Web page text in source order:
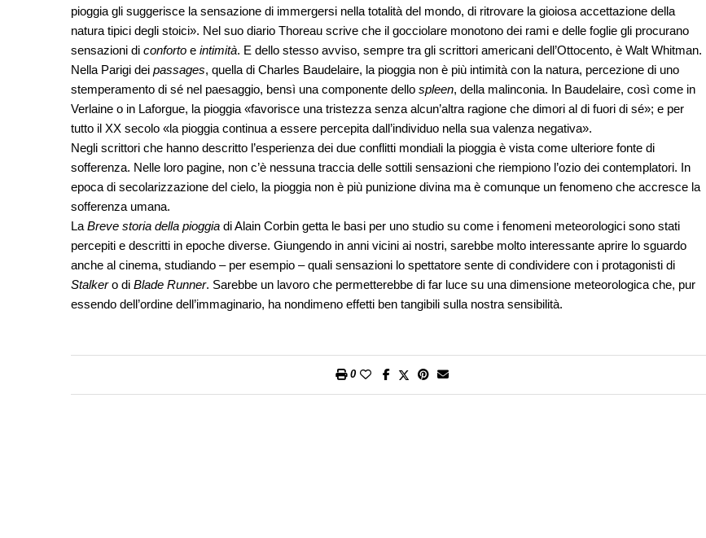
pioggia gli suggerisce la sensazione di immergersi nella totalità del mondo, di ritrovare la gioiosa accettazione della
natura tipici degli stoici». Nel suo diario Thoreau scrive che il gocciolare monotono dei rami e delle foglie gli procurano
sensazioni di conforto e intimità. E dello stesso avviso, sempre tra gli scrittori americani dell’Ottocento, è Walt Whitman.
Nella Parigi dei passages, quella di Charles Baudelaire, la pioggia non è più intimità con la natura, percezione di uno
stemperamento di sé nel paesaggio, bensì una componente dello spleen, della malinconia. In Baudelaire, così come in
Verlaine o in Laforgue, la pioggia «favorisce una tristezza senza alcun’altra ragione che dimori al di fuori di sé»; e per
tutto il XX secolo «la pioggia continua a essere percepita dall’individuo nella sua valenza negativa».
Negli scrittori che hanno descritto l’esperienza dei due conflitti mondiali la pioggia è vista come ulteriore fonte di
sofferenza. Nelle loro pagine, non c’è nessuna traccia delle sottili sensazioni che riempiono l’ozio dei contemplatori. In
epoca di secolarizzazione del cielo, la pioggia non è più punizione divina ma è comunque un fenomeno che accresce la
sofferenza umana.
La Breve storia della pioggia di Alain Corbin getta le basi per uno studio su come i fenomeni meteorologici sono stati
percepiti e descritti in epoche diverse. Giungendo in anni vicini ai nostri, sarebbe molto interessante aprire lo sguardo
anche al cinema, studiando – per esempio – quali sensazioni lo spettatore sente di condividere con i protagonisti di
Stalkero di Blade Runner. Sarebbe un lavoro che permetterebbe di far luce su una dimensione meteorologica che, pur
essendo dell’ordine dell’immaginario, ha nondimeno effetti ben tangibili sulla nostra sensibilità.
0